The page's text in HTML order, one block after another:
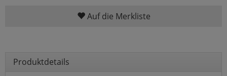
Auf die Merkliste
Produktdetails